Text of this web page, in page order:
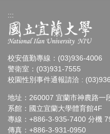
:::
校安值勤專線：(03)936-4006
警衛室：(03)931-7555
校園性別事件通報請洽 :
地址：260007 宜蘭市神農路一
系館：國立宜蘭大學體育館4F
專線：+886-3-935-7400 分機
傳真：+886-3-931-0950